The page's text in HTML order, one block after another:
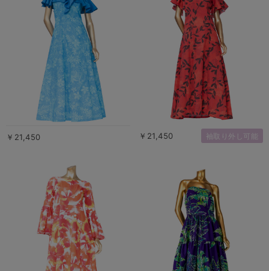
￥21,450 ￥21,450 袖取り外し可能